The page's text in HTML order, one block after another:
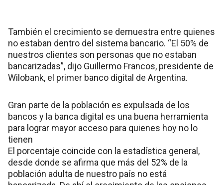
También el crecimiento se demuestra entre quienes
no estaban dentro del sistema bancario. “El 50% de
nuestros clientes son personas que no estaban
bancarizadas”, dijo Guillermo Francos, presidente de
Wilobank, el primer banco digital de Argentina.
Gran parte de la población es expulsada de los
bancos y la banca digital es una buena herramienta
para lograr mayor acceso para quienes hoy no lo
tienen
El porcentaje coincide con la estadística general,
desde donde se afirma que más del 52% de la
población adulta de nuestro país no está